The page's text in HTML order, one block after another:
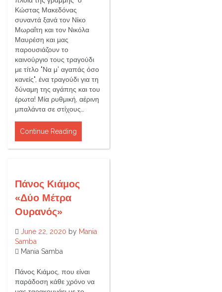
Κώστας Μακεδόνας
συναντά ξανά τον Νίκο
Μωραΐτη και τον Νικόλα
Μαυρέση και μας
παρουσιάζουν το
καινούργιο τους τραγούδι
με τίτλο "Να μ' αγαπάς όσο
κανείς", ένα τραγούδι για τη
δύναμη της αγάπης και του
έρωτα! Μία ρυθμική, αέρινη
μπαλάντα σε στίχους…
Continue Reading
Πάνος Κιάμος
«Δύο Μέτρα
Ουρανός»
June 22, 2020 by Mania
Samba
Mania Samba
Πάνος Κιάμος, που είναι
παράδοση κάθε χρόνο να